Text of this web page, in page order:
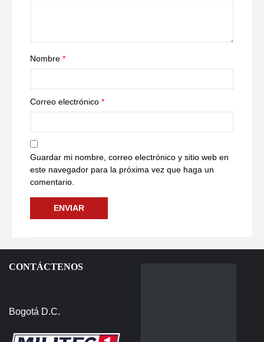
Nombre *
Correo electrónico *
Guardar mi nombre, correo electrónico y sitio web en
este navegador para la próxima vez que haga un
comentario.
CONTÁCTENOS
Bogotá D.C.